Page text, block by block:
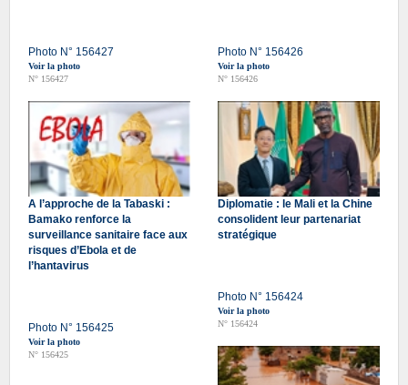
Photo N° 156427
Voir la photo
N° 156427
Photo N° 156426
Voir la photo
N° 156426
A l’approche de la Tabaski :
Bamako renforce la
surveillance sanitaire face aux
risques d’Ebola et de
l’hantavirus
Photo N° 156425
Voir la photo
N° 156425
Diplomatie : le Mali et la Chine
consolident leur partenariat
stratégique
Photo N° 156424
Voir la photo
N° 156424